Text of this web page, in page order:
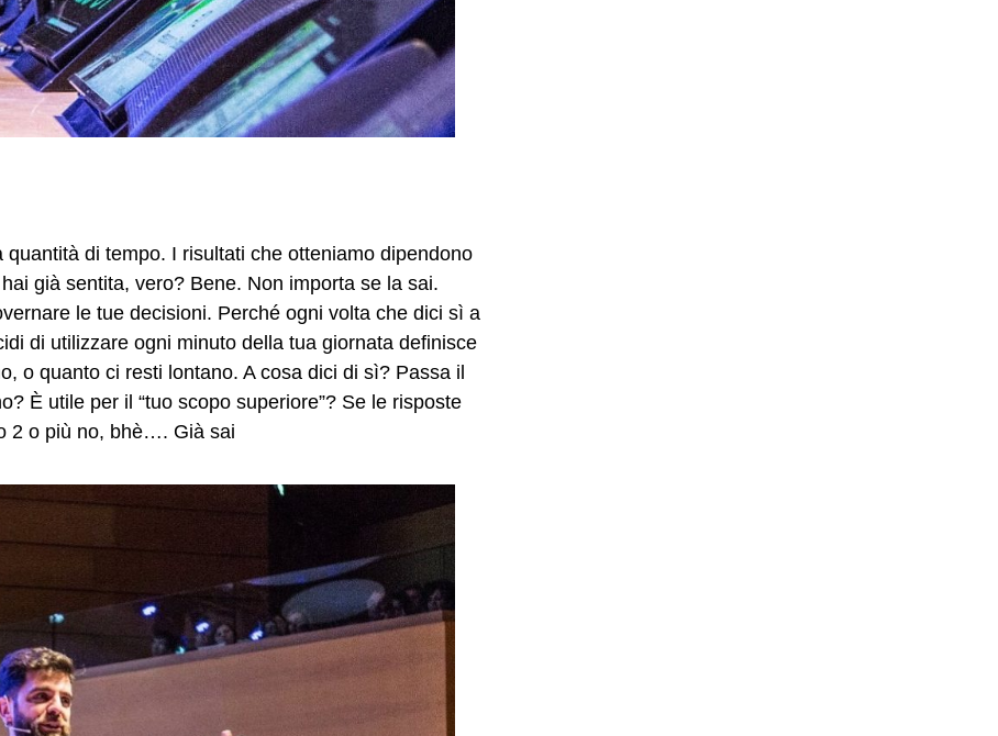
di tempo. I risultati che otteniamo dipendono
già sentita, vero? Bene. Non importa se la sai.
le tue decisioni. Perché ogni volta che dici sì a
di utilizzare ogni minuto della tua giornata definisce
o quanto ci resti lontano. A cosa dici di sì? Passa il
È utile per il “tuo scopo superiore”? Se le risposte
2 o più no, bhè…. Già sai